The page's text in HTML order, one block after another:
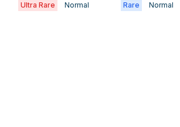
Ultra Rare Normal Rare Normal